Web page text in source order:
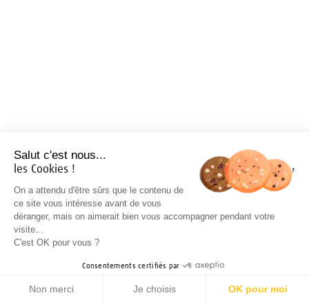
Salut c'est nous...
les Cookies !
On a attendu d'être sûrs que le contenu de
ce site vous intéresse avant de vous
déranger, mais on aimerait bien vous accompagner pendant votre
visite...
C'est OK pour vous ?
Consentements certifiés par
Non merci Je choisis OK pour moi